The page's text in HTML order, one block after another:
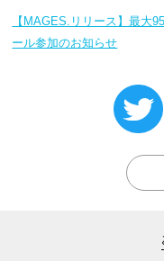
【MAGES.リリース】最大
ール参加のお知らせ